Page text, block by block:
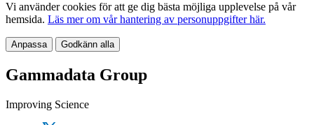
Vi använder cookies för att ge dig bästa möjliga upplevelse på vår
hemsida. Läs mer om vår hantering av personuppgifter här.
Anpassa Godkänn alla
Gammadata Group
Improving Science